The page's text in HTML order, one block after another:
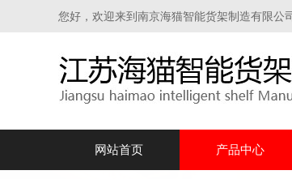
您好，欢迎来到南京海猫智能货架制造有限公
网站首页 产品中心